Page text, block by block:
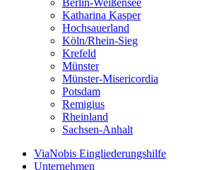
Berlin-Weißensee
Katharina Kasper
Hochsauerland
Köln/Rhein-Sieg
Krefeld
Münster
Münster-Misericordia
Potsdam
Remigius
Rheinland
Sachsen-Anhalt
ViaNobis Eingliederungshilfe
Unternehmen